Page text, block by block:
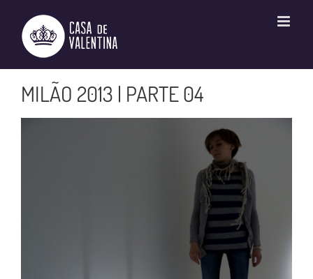
conteúdo
MILÃO 2013 | PARTE 04